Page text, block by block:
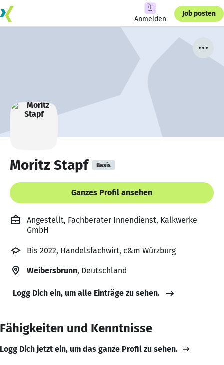
Anmelden
Job posten
Moritz Stapf Basis
Ganzes Profil ansehen
Angestellt, Fachberater Innendienst, Kalkwerke
GmbH
Bis 2022, Handelsfachwirt, c&m Würzburg
Weibersbrunn, Deutschland
Logg Dich ein, um alle Einträge zu sehen.
Fähigkeiten und Kenntnisse
Logg Dich jetzt ein, um das ganze Profil zu sehen.